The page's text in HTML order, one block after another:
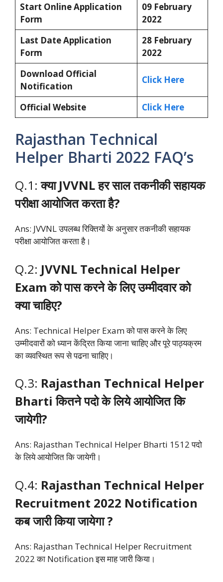
Start Online Application
Form
09 February
2022
Last Date Application
Form
28 February
2022
Download Official
Notification
Click Here
Official Website Click Here
Rajasthan Technical
Helper Bharti 2022 FAQ’s
Q.1:क्या JVVNL हर साल तकनीकी सहायक
परीक्षा आयोजित करता है?
Ans: JVVNL उपलब्ध रिक्तियों के अनुसार तकनीकी सहायक
परीक्षा आयोजित करता है।
Q.2: JVVNL Technical Helper
Exam को पास करने के लिए उम्मीदवार को
क्या चाहिए?
Ans: Technical Helper Exam को पास करने के लिए
उम्मीदवारों को ध्यान केंद्रित किया जाना चाहिए और पूरे पाठ्यक्रम
का व्यवस्थित रूप से पढना चाहिए।
Q.3: Rajasthan Technical Helper
Bharti कितने पदो के लिये आयोजित कि
जायेगी?
Ans: Rajasthan Technical Helper Bharti 1512 पदो
के लिये आयोजित कि जायेगी।
Q.4: Rajasthan Technical Helper
Recruitment 2022 Notification
कब जारी किया जायेगा ?
Ans: Rajasthan Technical Helper Recruitment
2022 का Notification इस माह जारी किया।